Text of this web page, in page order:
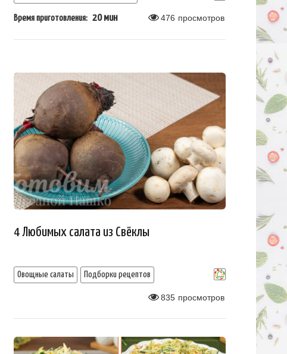
Время приготовления: 20 мин 476 просмотров
4 Любимых салата из Свёклы
Овощные салаты Подборки рецептов
835 просмотров